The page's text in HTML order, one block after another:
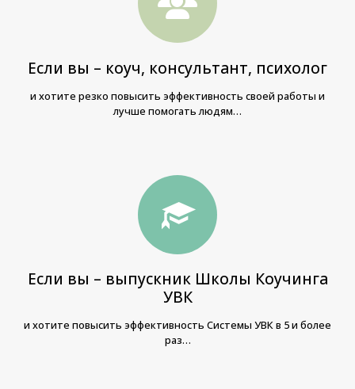
Если вы – коуч, консультант, психолог
и хотите резко повысить эффективность своей работы и
лучше помогать людям…
Если вы – выпускник Школы Коучинга
УВК
и хотите повысить эффективность Системы УВК в 5 и более
раз…